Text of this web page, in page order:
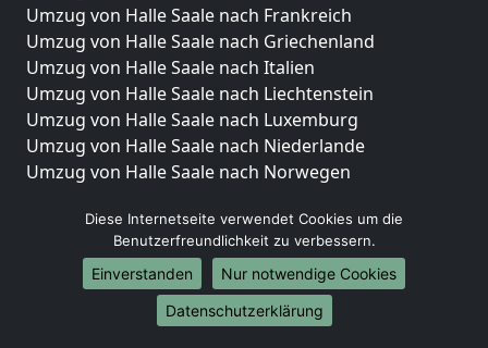
Umzug von Halle Saale nach Frankreich
Umzug von Halle Saale nach Griechenland
Umzug von Halle Saale nach Italien
Umzug von Halle Saale nach Liechtenstein
Umzug von Halle Saale nach Luxemburg
Umzug von Halle Saale nach Niederlande
Umzug von Halle Saale nach Norwegen
Umzüge-Deutschlandweit
Umzug von Halle Saale nach Berlin
Umzug von Halle Saale nach Hamburg
Umzug von Halle Saale nach München
Umzug von Halle Saale nach Köln
Diese Internetseite verwendet Cookies um die
Benutzerfreundlichkeit zu verbessern.
Einverstanden
Nur notwendige Cookies
Datenschutzerklärung